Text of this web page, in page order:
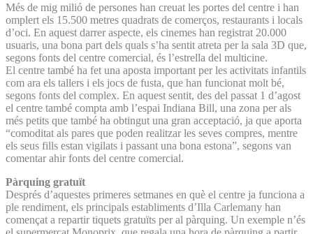
Més de mig milió de persones han creuat les portes del centre i han
omplert els 15.500 metres quadrats de comerços, restaurants i locals
d’oci. En aquest darrer aspecte, els cinemes han registrat 20.000
usuaris, una bona part dels quals s’ha sentit atreta per la sala 3D que,
segons fonts del centre comercial, és l’estrella del multicine.
El centre també ha fet una aposta important per les activitats infantils
com ara els tallers i els jocs de fusta, que han funcionat molt bé,
segons fonts del complex. En aquest sentit, des del passat 1 d’agost
el centre també compta amb l’espai Indiana Bill, una zona per als
més petits que també ha obtingut una gran acceptació, ja que aporta
“comoditat als pares que poden realitzar les seves compres, mentre
els seus fills estan vigilats i passant una bona estona”, segons van
comentar ahir fonts del centre comercial.
Pàrquing gratuït
Després d’aquestes primeres setmanes en què el centre ja funciona a
ple rendiment, els principals establiments d’Illa Carlemany han
començat a repartir tiquets gratuïts per al pàrquing. Un exemple n’és